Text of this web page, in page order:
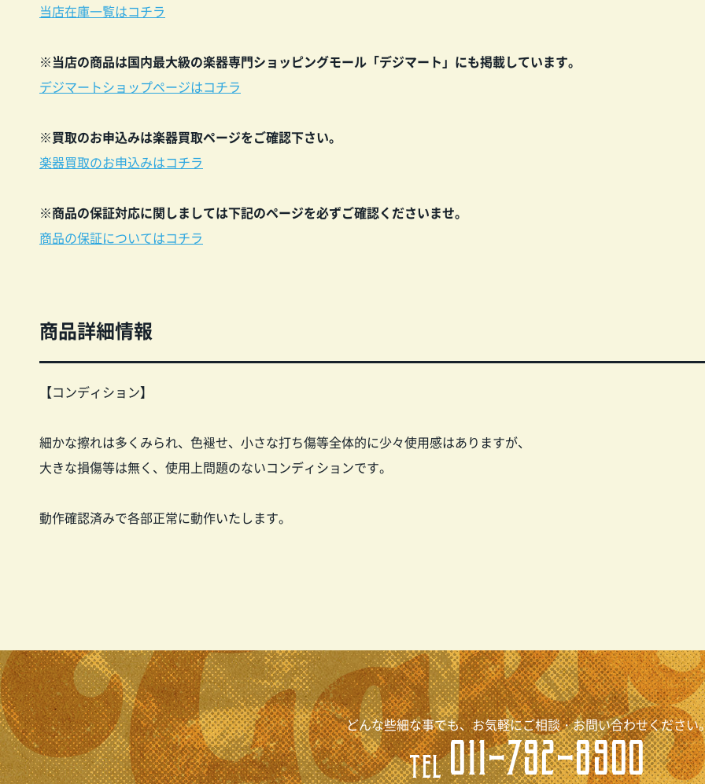
当店在庫一覧はコチラ
※当店の商品は国内最大級の楽器専門ショッピングモール「デジマート」にも掲載しています。
デジマートショップページはコチラ
※買取のお申込みは楽器買取ページをご確認下さい。
楽器買取のお申込みはコチラ
※商品の保証対応に関しましては下記のページを必ずご確認くださいませ。
商品の保証についてはコチラ
商品詳細情報
【コンディション】
細かな擦れは多くみられ、色褪せ、小さな打ち傷等全体的に少々使用感はありますが、
大きな損傷等は無く、使用上問題のないコンディションです。
動作確認済みで各部正常に動作いたします。
どんな些細な事でも、お気軽にご相談・お問い合わせください
TEL 011-792-8900